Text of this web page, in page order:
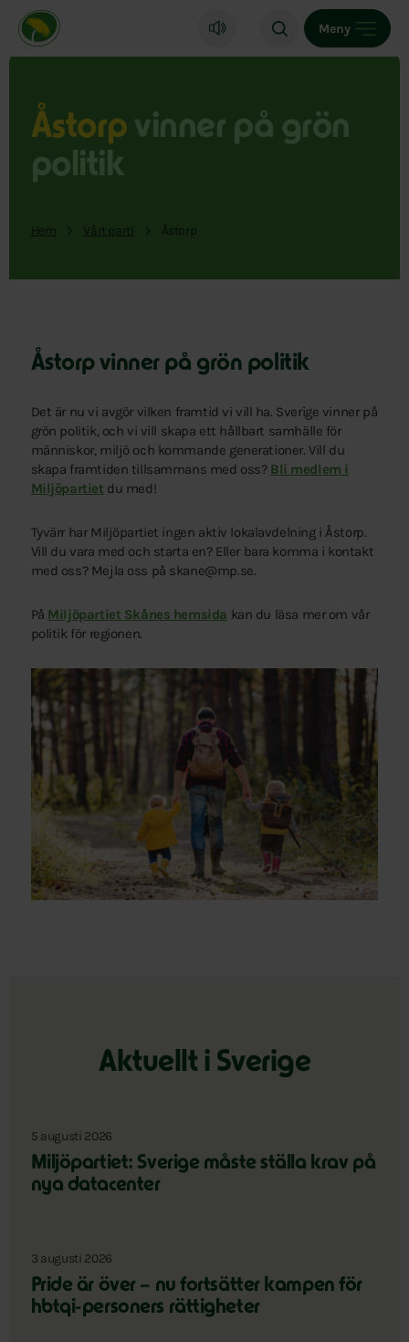
Miljöpartiet de gröna, startsida
Meny
Åstorp vinner på grön
politik
Hem Vårt parti Åstorp
Åstorp vinner på grön politik
Det är nu vi avgör vilken framtid vi vill ha. Sverige vinner på
grön politik, och vi vill skapa ett hållbart samhälle för
människor, miljö och kommande generationer. Vill du
skapa framtiden tillsammans med oss? Bli medlem i
Miljöpartiet du med!
Tyvärr har Miljöpartiet ingen aktiv lokalavdelning i Åstorp.
Vill du vara med och starta en? Eller bara komma i kontakt
med oss? Mejla oss på skane@mp.se.
På Miljöpartiet Skånes hemsida kan du läsa mer om vår
politik för regionen.
Aktuellt i Sverige
5 augusti 2026
Miljöpartiet: Sverige måste ställa krav på
nya datacenter
3 augusti 2026
Pride är över – nu fortsätter kampen för
hbtqi-personers rättigheter